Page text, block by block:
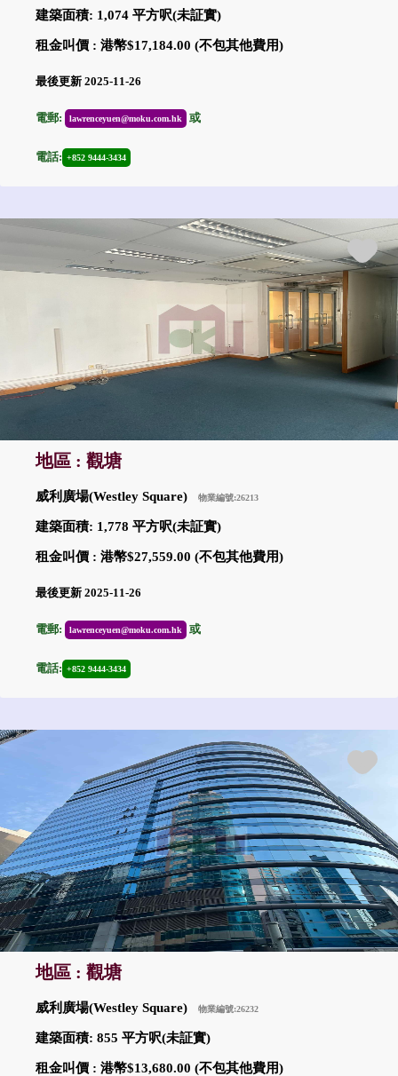
建築面積: 1,074 平方呎(未証實)
租金叫價 : 港幣$17,184.00 (不包其他費用)
最後更新 2025-11-26
電郵: lawrenceyuen@moku.com.hk 或
電話: +852 9444-3434
地區 : 觀塘
威利廣場(Westley Square) 物業編號:26213
建築面積: 1,778 平方呎(未証實)
租金叫價 : 港幣$27,559.00 (不包其他費用)
最後更新 2025-11-26
電郵: lawrenceyuen@moku.com.hk 或
電話: +852 9444-3434
地區 : 觀塘
威利廣場(Westley Square) 物業編號:26232
建築面積: 855 平方呎(未証實)
租金叫價 : 港幣$13,680.00 (不包其他費用)